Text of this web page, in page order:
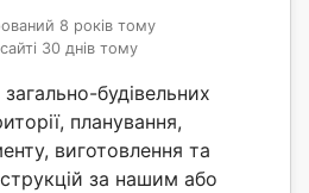
8 років тому
30 днів тому
будівельних
планування,
виготовлення та
за нашим або